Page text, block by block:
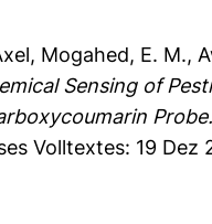
, Mogahed, E. M.,
Sensing of
Probe.
Volltextes: 19 Dez